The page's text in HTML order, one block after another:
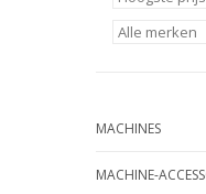
MACHINES
MACHINE-